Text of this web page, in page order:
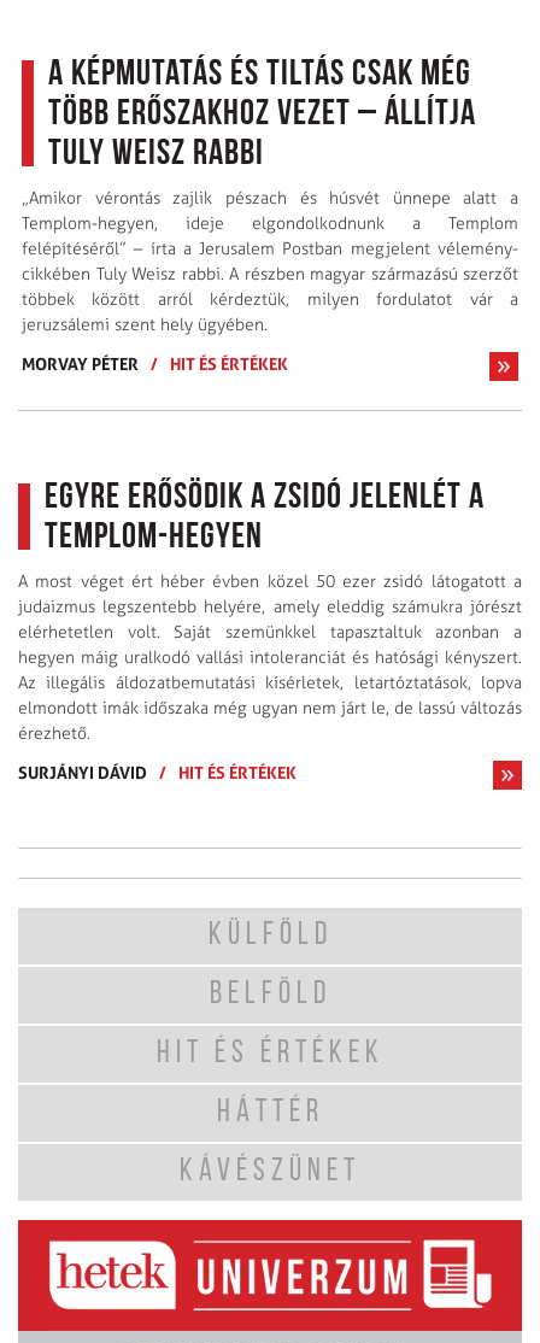
A képmutatás és tiltás csak még
több erőszakhoz vezet – állítja
Tuly Weisz rabbi
„Amikor vérontás zajlik pészach és húsvét ünnepe alatt a
Templom-hegyen, ideje elgondolkodnunk a Templom
felépítéséről” – írta a Jerusalem Postban megjelent vélemény­
cikkében Tuly Weisz rabbi. A részben magyar származású szerzőt
többek között arról kérdeztük, milyen fordulatot vár a
jeruzsálemi szent hely ügyében.
MORVAY PÉTER
/ HIT ÉS ÉRTÉKEK
Egyre erősödik a zsidó jelenlét a
Templom-hegyen
A most véget ért héber évben közel 50 ezer zsidó látogatott a
judaizmus legszentebb helyére, amely eleddig számukra jórészt
elérhetetlen volt. Saját szemünkkel tapasztaltuk azonban a
hegyen máig uralkodó vallási intoleranciát és hatósági kényszert.
Az illegális áldozat­bemutatási kísérletek, letartóztatások, lopva
elmondott imák időszaka még ugyan nem járt le, de lassú változás
érezhető.
SURJÁNYI DÁVID
/ HIT ÉS ÉRTÉKEK
KÜLFÖLD
BELFÖLD
HIT ÉS ÉRTÉKEK
HÁTTÉR
KÁVÉSZÜNET